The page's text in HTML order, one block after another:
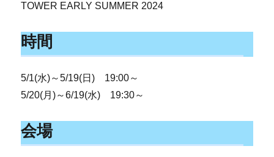
TOWER EARLY SUMMER 2024
時間
5/1(水)～5/19(日) 19:00～
5/20(月)～6/19(水) 19:30～
会場